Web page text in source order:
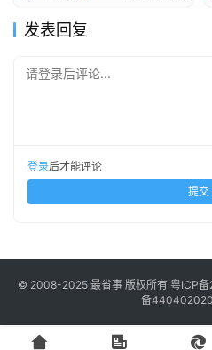
发表回复
请登录后评论...
登录后才能评论
提交
© 2008-2025 最省事 版权所有 粤ICP
备